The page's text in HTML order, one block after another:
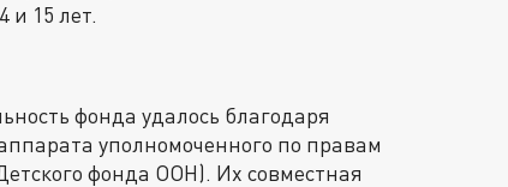
и 15 лет.
фонда удалось благодаря
уполномоченного по правам
фонда ООН). Их совместная